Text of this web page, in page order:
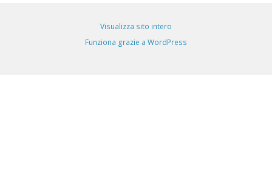
Visualizza sito intero
Funziona grazie a WordPress